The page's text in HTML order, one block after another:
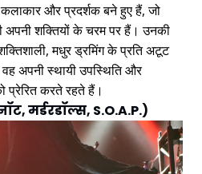
और प्रदर्शक बने हुए हैं, जो
अपनी शक्तियों के चरम पर हैं। उनकी
मधुर ड्रमिंग के प्रति अटूट
वह अपनी स्थायी उपस्थिति और
प्रेरित करते रहते हैं।
मर्डरडॉल्स, S.O.A.P.)